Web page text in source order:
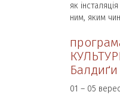
як
ним, яким
Балдиґи
01 – 05